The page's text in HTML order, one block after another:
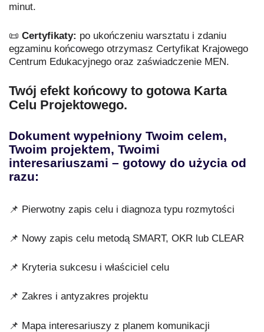
minut.
📜 Certyfikaty: po ukończeniu warsztatu i zdaniu
egzaminu końcowego otrzymasz Certyfikat Krajowego
Centrum Edukacyjnego oraz zaświadczenie MEN.
Twój efekt końcowy to gotowa Karta
Celu Projektowego.
Dokument wypełniony Twoim celem,
Twoim projektem, Twoimi
interesariuszami – gotowy do użycia od
razu:
📌 Pierwotny zapis celu i diagnoza typu rozmytości
📌 Nowy zapis celu metodą SMART, OKR lub CLEAR
📌 Kryteria sukcesu i właściciel celu
📌 Zakres i antyzakres projektu
📌 Mapa interesariuszy z planem komunikacji